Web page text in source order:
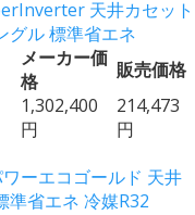
メーカー価
格
販売価格
1,302,400
円
214,473
円
ーエコゴールド 天井
準省エネ 冷媒R32